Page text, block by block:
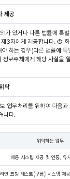
제공
가 있거나 다른 법률에 특
3자에게 제공합니다. ②
하는 경우(다른 법률에 특
정보주체에게 해당 사실을
탁
업무처리를 위하여 다음과
니다.
위탁하는 업무
채용 시스템 제공 및 연동, 유
인 코딩 테스트(구름) 시스템 제